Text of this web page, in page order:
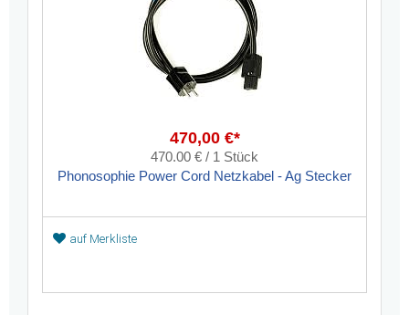
470,00 €*
470.00 € / 1 Stück
Phonosophie Power Cord Netzkabel - Ag Stecker
auf Merkliste